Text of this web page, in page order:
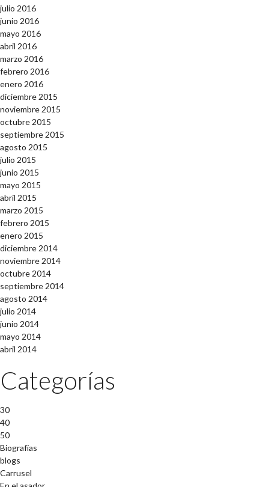
julio 2016
junio 2016
mayo 2016
abril 2016
marzo 2016
febrero 2016
enero 2016
diciembre 2015
noviembre 2015
octubre 2015
septiembre 2015
agosto 2015
julio 2015
junio 2015
mayo 2015
abril 2015
marzo 2015
febrero 2015
enero 2015
diciembre 2014
noviembre 2014
octubre 2014
septiembre 2014
agosto 2014
julio 2014
junio 2014
mayo 2014
abril 2014
Categorías
30
40
50
Biografías
blogs
Carrusel